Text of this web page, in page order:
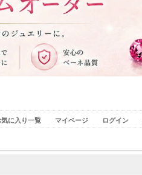
気に入り一覧 マイページ ログイン